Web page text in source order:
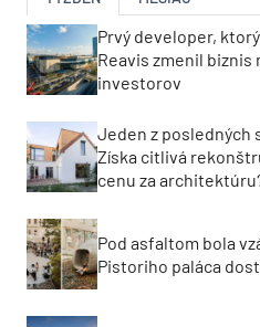
Prvý developer,
Reavis zmenil biznis
investorov
Jeden z posledných
Získa citlivá
cenu za
Pod asfaltom bola
Pistoriho paláca